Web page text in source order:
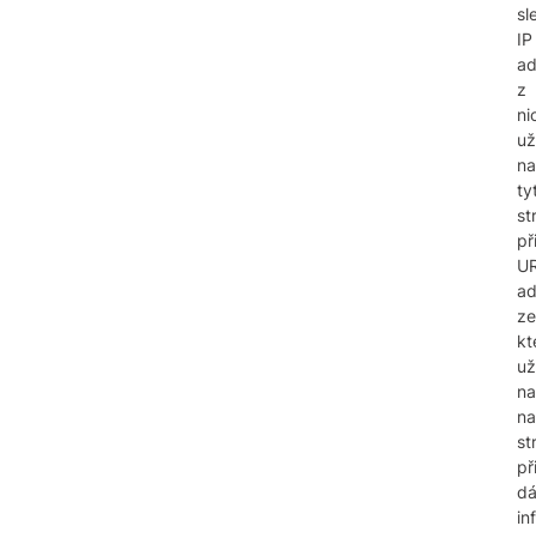
IP
z
na
ze
na